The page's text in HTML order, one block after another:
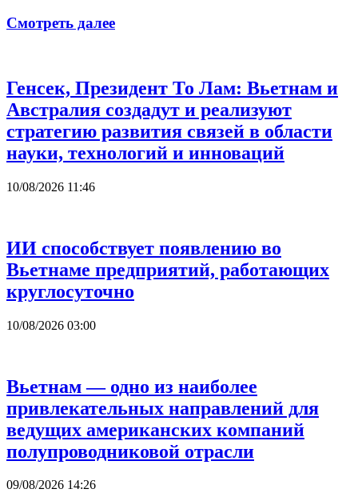
Смотреть далее
Генсек, Президент То Лам: Вьетнам и
Австралия создадут и реализуют
стратегию развития связей в области
науки, технологий и инноваций
10/08/2026 11:46
ИИ способствует появлению во
Вьетнаме предприятий, работающих
круглосуточно
10/08/2026 03:00
Вьетнам — одно из наиболее
привлекательных направлений для
ведущих американских компаний
полупроводниковой отрасли
09/08/2026 14:26